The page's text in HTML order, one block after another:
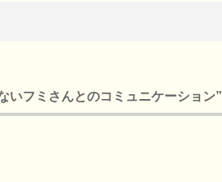
フミさんとのコミュニケーション”